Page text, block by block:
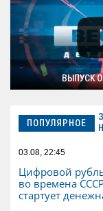
ВЫПУСК
ПОПУЛЯРНОЕ
03.08, 22:45
Цифровой
во времена
стартует